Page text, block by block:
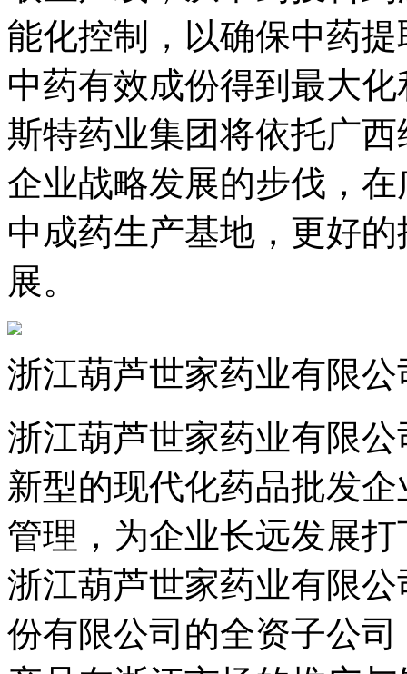
能化控制，以确保中药
中药有效成份得到最大
斯特药业集团将依托广
企业战略发展的步伐，
中成药生产基地，更好
展。
浙江葫芦世家药业有限公
浙江葫芦世家药业有限
新型的现代化药品批发
管理，为企业长远发展
浙江葫芦世家药业有限
份有限公司的全资子公